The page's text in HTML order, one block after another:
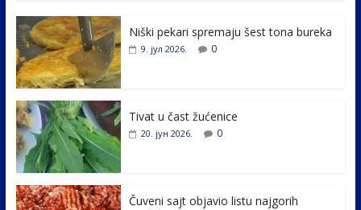
e
b
o
o
k
itt
er e
er
e
Niški pekari spremaju šest tona bureka
9. јул 2026. 0
Tivat u čast žućenice
20. јун 2026. 0
Čuveni sajt objavio listu najgorih